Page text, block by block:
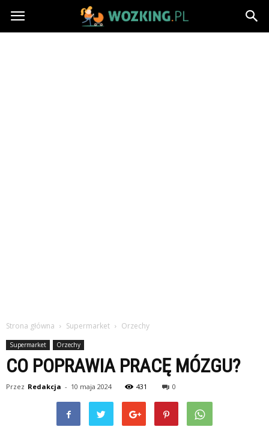
http://wozking.pl
Strona główna Supermarket Orzechy
Supermarket Orzechy
CO POPRAWIA PRACĘ MÓZGU?
Przez Redakcja - 10 maja 2024 431 0